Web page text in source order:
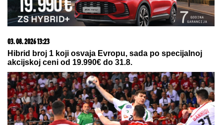
Roditelji su mu ugovorili brak sa
drugom ženom, a on oženio bivšu
svog prijatelja: Ljubavna priča
slavnog para je jedna od najlepših, a
malo ko zna detalje